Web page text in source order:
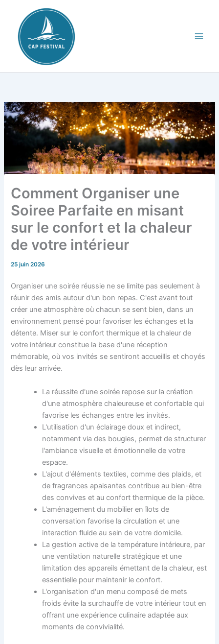
contenu
Comment Organiser une
Soiree Parfaite en misant
sur le confort et la chaleur
de votre intérieur
25 juin 2026
Organiser une soirée réussie ne se limite pas seulement à
réunir des amis autour d'un bon repas. C'est avant tout
créer une atmosphère où chacun se sent bien, dans un
environnement pensé pour favoriser les échanges et la
détente. Miser sur le confort thermique et la chaleur de
votre intérieur constitue la base d'une réception
mémorable, où vos invités se sentiront accueillis et choyés
dès leur arrivée.
La réussite d'une soirée repose sur la création
d'une atmosphère chaleureuse et confortable qui
favorise les échanges entre les invités.
L'utilisation d'un éclairage doux et indirect,
notamment via des bougies, permet de structurer
l'ambiance visuelle et émotionnelle de votre
espace.
L'ajout d'éléments textiles, comme des plaids, et
de fragrances apaisantes contribue au bien-être
des convives et au confort thermique de la pièce.
L'aménagement du mobilier en îlots de
conversation favorise la circulation et une
interaction fluide au sein de votre domicile.
La gestion active de la température intérieure, par
une ventilation naturelle stratégique et une
limitation des appareils émettant de la chaleur, est
essentielle pour maintenir le confort.
L'organisation d'un menu composé de mets
froids évite la surchauffe de votre intérieur tout en
offrant une expérience culinaire adaptée aux
moments de convivialité.